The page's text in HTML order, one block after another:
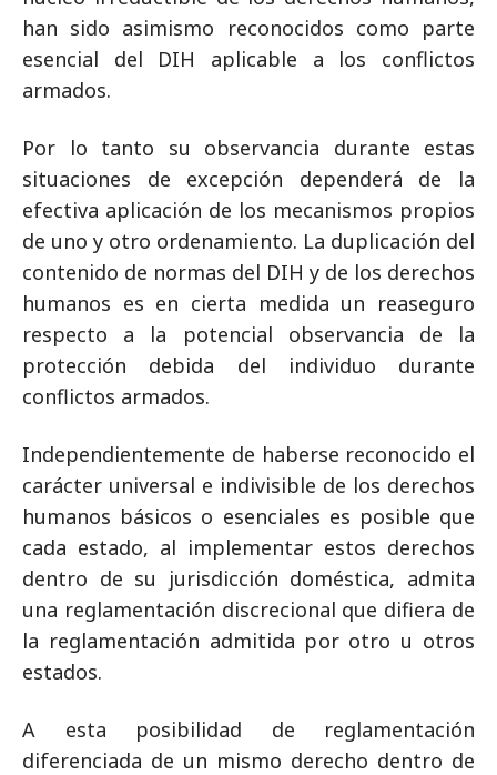
han sido asimismo reconocidos como parte
esencial del DIH aplicable a los conflictos
armados.
Por lo tanto su observancia durante estas
situaciones de excepción dependerá de la
efectiva aplicación de los mecanismos propios
de uno y otro ordenamiento. La duplicación del
contenido de normas del DIH y de los derechos
humanos es en cierta medida un reaseguro
respecto a la potencial observancia de la
protección debida del individuo durante
conflictos armados.
Independientemente de haberse reconocido el
carácter universal e indivisible de los derechos
humanos básicos o esenciales es posible que
cada estado, al implementar estos derechos
dentro de su jurisdicción doméstica, admita
una reglamentación discrecional que difiera de
la reglamentación admitida por otro u otros
estados.
A esta posibilidad de reglamentación
diferenciada de un mismo derecho dentro de